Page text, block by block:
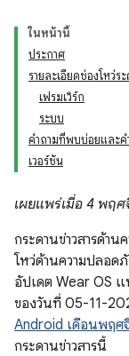
ในหน้านี้
ประกาศ
รายละเอียดช่องโหว่
เฟรมเวิร์ก
ระบบ
คำถามที่พบบ่อยและค
เวอร์ชัน
เผยแพร่เมื่อ 4 พฤ
กระดานข่าวสารด้า
โหว่ด้านความปลอด
อัปเดต Wear OS
ของวันที่ 05-11-
Android เดือนพฤศ
กระดานข่าวสารนี้